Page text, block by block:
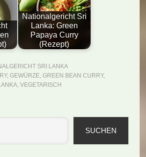
Nationalgericht Sri
Lanka: Green
Papaya Curry
(Rezept)
SRI LANKA
, GEWÜRZE, GREEN BEAN CURRY,
, VEGETARISCH
SUCHEN